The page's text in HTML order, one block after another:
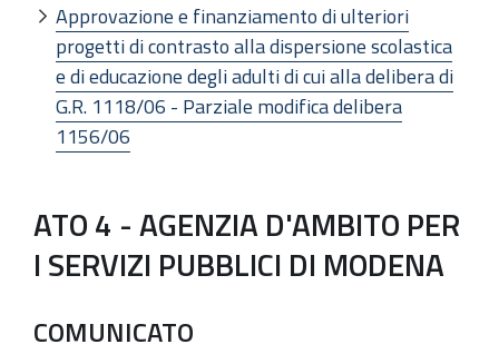
Approvazione e finanziamento di ulteriori
progetti di contrasto alla dispersione scolastica
e di educazione degli adulti di cui alla delibera di
G.R. 1118/06 - Parziale modifica delibera
1156/06
ATO 4 - AGENZIA D'AMBITO PER
I SERVIZI PUBBLICI DI MODENA
COMUNICATO